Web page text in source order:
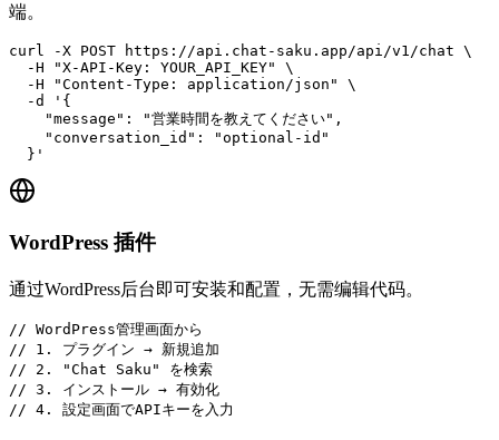
端。
curl -X POST https://api.chat-saku.app/api/v1/chat \
  -H "X-API-Key: YOUR_API_KEY" \
  -H "Content-Type: application/json" \
  -d '{
    "message": "営業時間を教えてください",
    "conversation_id": "optional-id"
  }'
WordPress 插件
通过WordPress后台即可安装和配置，无需编辑代码。
// WordPress管理画面から
// 1. プラグイン → 新規追加
// 2. "Chat Saku" を検索
// 3. インストール → 有効化
// 4. 設定画面でAPIキーを入力